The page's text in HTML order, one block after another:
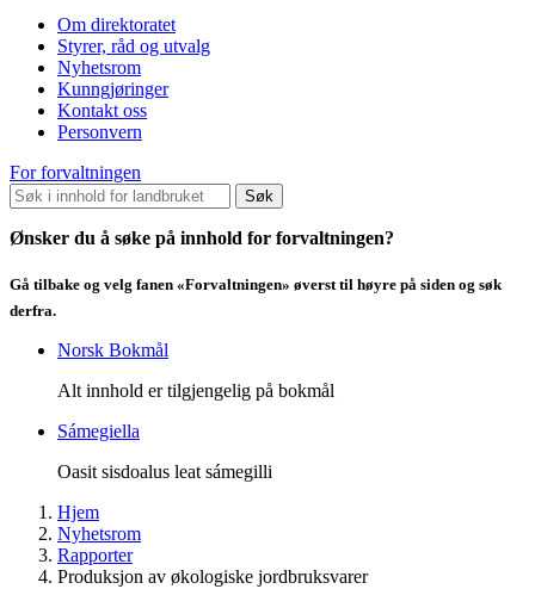
Om direktoratet
Styrer, råd og utvalg
Nyhetsrom
Kunngjøringer
Kontakt oss
Personvern
For forvaltningen
Søk
Ønsker du å søke på innhold for forvaltningen?
Gå tilbake og velg fanen «Forvaltningen» øverst til høyre på siden og søk
derfra.
Norsk Bokmål
Alt innhold er tilgjengelig på bokmål
Sámegiella
Oasit sisdoalus leat sámegilli
Hjem
Nyhetsrom
Rapporter
Produksjon av økologiske jordbruksvarer